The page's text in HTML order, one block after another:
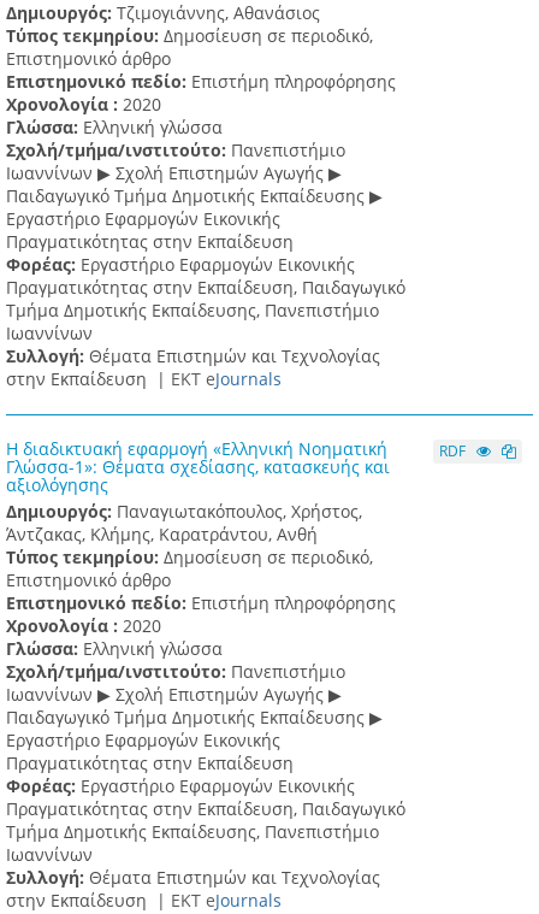
Δημιουργός: Τζιμογιάννης, Αθανάσιος
Τύπος τεκμηρίου: Δημοσίευση σε περιοδικό,
Επιστημονικό άρθρο
Επιστημονικό πεδίο: Επιστήμη πληροφόρησης
Χρονολογία : 2020
Γλώσσα: Ελληνική γλώσσα
Σχολή/τμήμα/ινστιτούτο: Πανεπιστήμιο
Ιωαννίνων ▶ Σχολή Επιστημών Αγωγής ▶
Παιδαγωγικό Τμήμα Δημοτικής Εκπαίδευσης ▶
Eργαστήριο Εφαρμογών Eικονικής
Πραγματικότητας στην Εκπαίδευση
Φορέας: Εργαστήριο Εφαρμογών Εικονικής
Πραγματικότητας στην Εκπαίδευση, Παιδαγωγικό
Τμήμα Δημοτικής Εκπαίδευσης, Πανεπιστήμιο
Ιωαννίνων
Συλλογή: Θέματα Επιστημών και Τεχνολογίας
στην Εκπαίδευση | ΕΚΤ eJournals
Η διαδικτυακή εφαρμογή «Ελληνική Νοηματική
Γλώσσα-1»: Θέματα σχεδίασης, κατασκευής και
αξιολόγησης
Δημιουργός: Παναγιωτακόπουλος, Χρήστος,
Άντζακας, Κλήμης, Καρατράντου, Ανθή
Τύπος τεκμηρίου: Δημοσίευση σε περιοδικό,
Επιστημονικό άρθρο
Επιστημονικό πεδίο: Επιστήμη πληροφόρησης
Χρονολογία : 2020
Γλώσσα: Ελληνική γλώσσα
Σχολή/τμήμα/ινστιτούτο: Πανεπιστήμιο
Ιωαννίνων ▶ Σχολή Επιστημών Αγωγής ▶
Παιδαγωγικό Τμήμα Δημοτικής Εκπαίδευσης ▶
Eργαστήριο Εφαρμογών Eικονικής
Πραγματικότητας στην Εκπαίδευση
Φορέας: Εργαστήριο Εφαρμογών Εικονικής
Πραγματικότητας στην Εκπαίδευση, Παιδαγωγικό
Τμήμα Δημοτικής Εκπαίδευσης, Πανεπιστήμιο
Ιωαννίνων
Συλλογή: Θέματα Επιστημών και Τεχνολογίας
στην Εκπαίδευση | ΕΚΤ eJournals
RDF